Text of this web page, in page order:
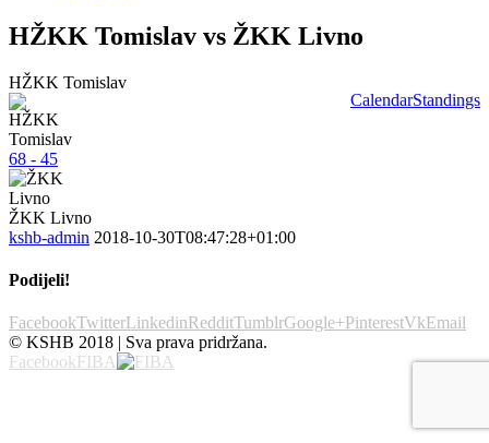
HŽKK Tomislav vs ŽKK Livno
CalendarStandings
HŽKK Tomislav
68 - 45
ŽKK Livno
kshb-admin 2018-10-30T08:47:28+01:00
Podijeli!
FacebookTwitterLinkedinRedditTumblrGoogle+PinterestVkEmail
© KSHB 2018 | Sva prava pridržana.
FacebookFIBA